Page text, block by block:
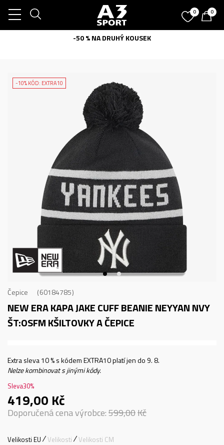
0 0
-50 % NA DRUHÝ KOUSEK
-10% KÓD: EXTRA10
Čepice 60184785
NEW ERA KAPA JAKE CUFF BEANIE NEYYAN NVY
ŠT:OSFMKŠILTOVKY A ČEPICE
Extra sleva 10 % s kódem EXTRA10 platí jen do 9. 8.
Nelze kombinovat s jinými kódy.
Sleva30%
419,00 Kč
Doporučená cena výrobce:599,00Kč
Velikosti EU Velikosti Velikosti CM